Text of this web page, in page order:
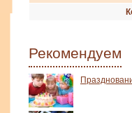
Рекомендуем